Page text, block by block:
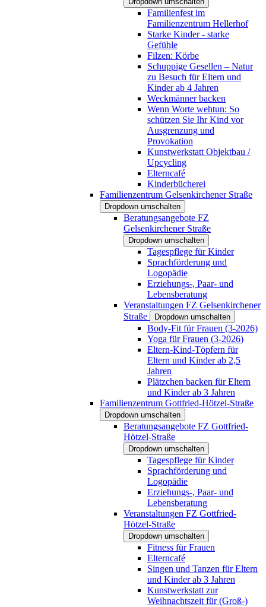
Familienfest im
Familienzentrum Hellerhof
Starke Kinder - starke
Gefühle
Filzen: Körbe
Schuppige Gesellen – Natur
zu Besuch für Eltern und
Kinder ab 4 Jahren
Weckmänner backen
Wenn Worte wehtun: So
schützen Sie Ihr Kind vor
Ausgrenzung und
Provokation
Kunstwerkstatt Objektbau /
Upcycling
Elterncafé
Kinderbücherei
Familienzentrum Gelsenkirchener Straße
Dropdown umschalten
Beratungsangebote FZ
Gelsenkirchener Straße
Dropdown umschalten
Tagespflege für Kinder
Sprachförderung und
Logopädie
Erziehungs-, Paar- und
Lebensberatung
Veranstaltungen FZ Gelsenkirchener
Straße
Dropdown umschalten
Body-Fit für Frauen (3-2026)
Yoga für Frauen (3-2026)
Eltern-Kind-Töpfern für
Eltern und Kinder ab 2,5
Jahren
Plätzchen backen für Eltern
und Kinder ab 3 Jahren
Familienzentrum Gottfried-Hötzel-Straße
Dropdown umschalten
Beratungsangebote FZ Gottfried-
Hötzel-Straße
Dropdown umschalten
Tagespflege für Kinder
Sprachförderung und
Logopädie
Erziehungs-, Paar- und
Lebensberatung
Veranstaltungen FZ Gottfried-
Hötzel-Straße
Dropdown umschalten
Fitness für Frauen
Elterncafé
Singen und Tanzen für Eltern
und Kinder ab 3 Jahren
Kunstwerkstatt zur
Weihnachtszeit für (Groß-)